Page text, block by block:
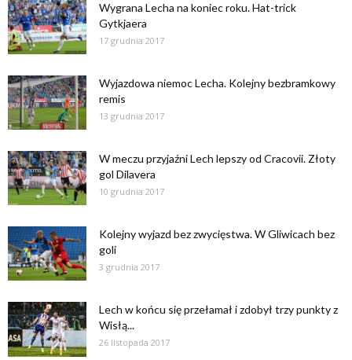
Wygrana Lecha na koniec roku. Hat-trick
Gytkjaera
17 grudnia 2017
Wyjazdowa niemoc Lecha. Kolejny bezbramkowy
remis
13 grudnia 2017
W meczu przyjaźni Lech lepszy od Cracovii. Złoty
gol Dilavera
10 grudnia 2017
Kolejny wyjazd bez zwycięstwa. W Gliwicach bez
goli
3 grudnia 2017
Lech w końcu się przełamał i zdobył trzy punkty z
Wisłą...
26 listopada 2017